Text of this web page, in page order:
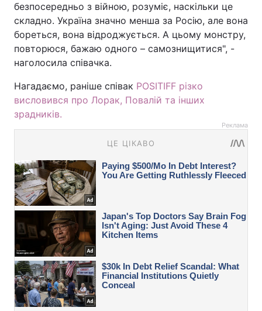
безпосередньо з війною, розуміє, наскільки це
складно. Україна значно менша за Росію, але вона
бореться, вона відроджується. А цьому монстру,
повторюся, бажаю одного – самознищитися", -
наголосила співачка.
Нагадаємо, раніше співак POSITIFF різко
висловився про Лорак, Повалій та інших
зрадників.
Реклама